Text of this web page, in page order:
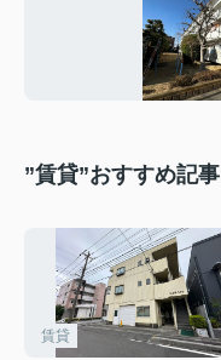
”賃貸”おすすめ記事
賃貸